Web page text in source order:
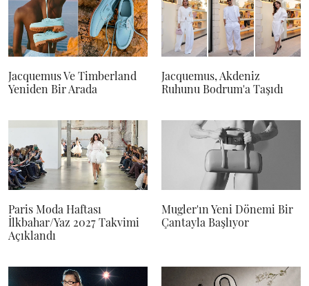
Jacquemus Ve Timberland
Yeniden Bir Arada
Jacquemus, Akdeniz
Ruhunu Bodrum'a Taşıdı
Paris Moda Haftası
İlkbahar/Yaz 2027 Takvimi
Açıklandı
Mugler'ın Yeni Dönemi Bir
Çantayla Başlıyor